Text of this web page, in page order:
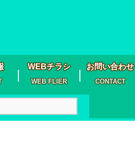
WEBチラシ
WEB FLIER
お問い合わせ
CONTACT